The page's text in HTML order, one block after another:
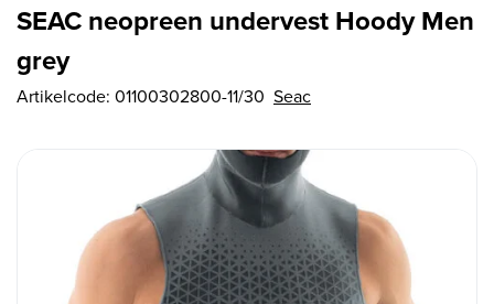
SEAC neopreen undervest Hoody Men
grey
Artikelcode: 01100302800-11/30 Seac